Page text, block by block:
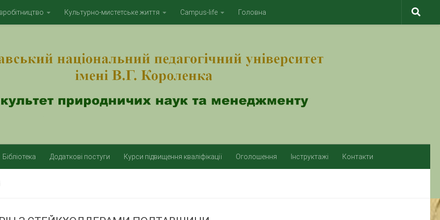
Культурно-мистетське життя Campus-life Головна
Бібліотека Додаткові постуги Курси підвищення кваліфікації Оголошення Інструктажі Контакти